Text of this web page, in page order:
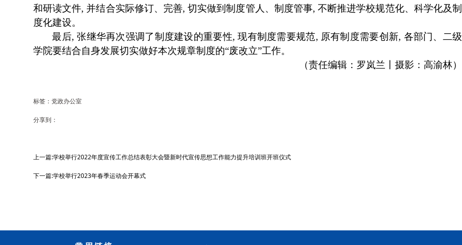
和研读文件, 并结合实际修订、完善, 切实做到制度管人、制度管事, 不断推进学校规范化、科学化及制
度化建设。
最后, 张继华再次强调了制度建设的重要性, 现有制度需要规范, 原有制度需要创新, 各部门、二级
学院要结合自身发展切实做好本次规章制度的“废改立”工作。
（责任编辑：罗岚兰丨摄影：高渝林）
标签：党政办公室
分享到：
上一篇:学校举行2022年度宣传工作总结表彰大会暨新时代宣传思想工作能力提升培训班开班仪式
下一篇:学校举行2023年春季运动会开幕式